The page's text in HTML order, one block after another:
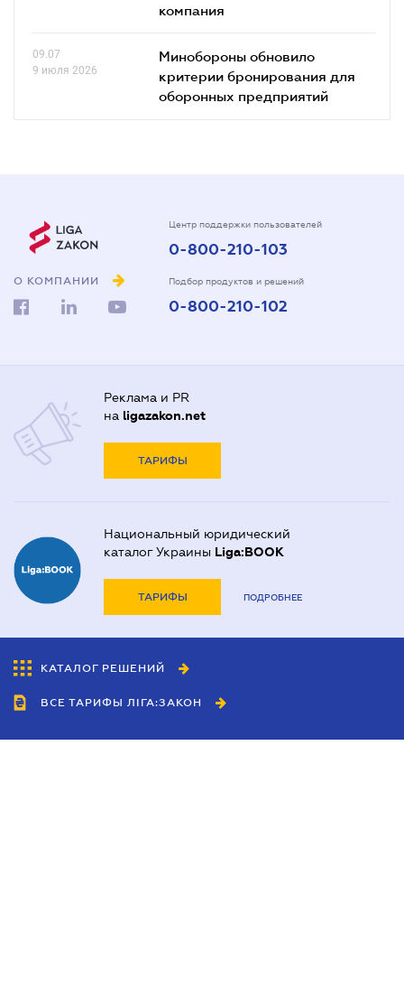
компания
09.07
9 июля 2026
Минобороны обновило
критерии бронирования для
оборонных предприятий
О КОМПАНИИ
Центр поддержки пользователей
0-800-210-103
Подбор продуктов и решений
0-800-210-102
Реклама и PR
на ligazakon.net
ТАРИФЫ
Национальный юридический
каталог Украины Liga:BOOK
ТАРИФЫ ПОДРОБНЕЕ
КАТАЛОГ РЕШЕНИЙ
ВСЕ ТАРИФЫ ЛІГА:ЗАКОН